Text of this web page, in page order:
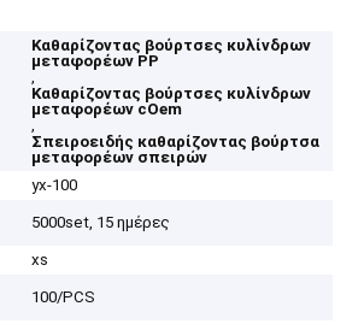
Καθαρίζοντας βούρτσες κυλίνδρων
μεταφορέων PP
,
Καθαρίζοντας βούρτσες κυλίνδρων
μεταφορέων cOem
,
Σπειροειδής καθαρίζοντας βούρτσα
μεταφορέων σπειρών
yx-100
5000set, 15 ημέρες
xs
100/PCS